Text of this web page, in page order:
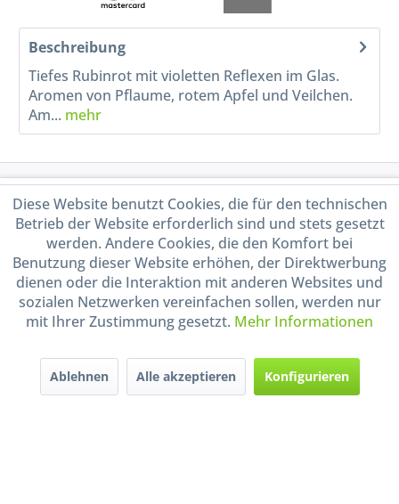
Beschreibung
Tiefes Rubinrot mit violetten Reflexen im Glas.
Aromen von Pflaume, rotem Apfel und Veilchen.
Am... mehr
Service Hotline
Shop Service
Informationen
Handel mit BIO-Weinen
durch DE-ÖKO-009
Diese Website benutzt Cookies, die für den technischen
Betrieb der Website erforderlich sind und stets gesetzt
werden. Andere Cookies, die den Komfort bei
Benutzung dieser Website erhöhen, der Direktwerbung
dienen oder die Interaktion mit anderen Websites und
sozialen Netzwerken vereinfachen sollen, werden nur
mit Ihrer Zustimmung gesetzt. Mehr Informationen
Ablehnen Alle akzeptieren Konfigurieren